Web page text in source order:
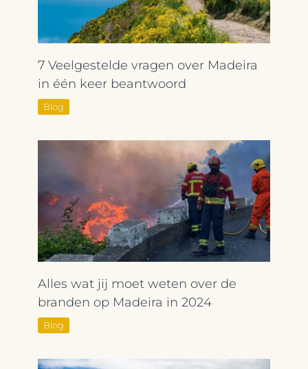
7 Veelgestelde vragen over Madeira
in één keer beantwoord
Blog
Alles wat jij moet weten over de
branden op Madeira in 2024
Blog